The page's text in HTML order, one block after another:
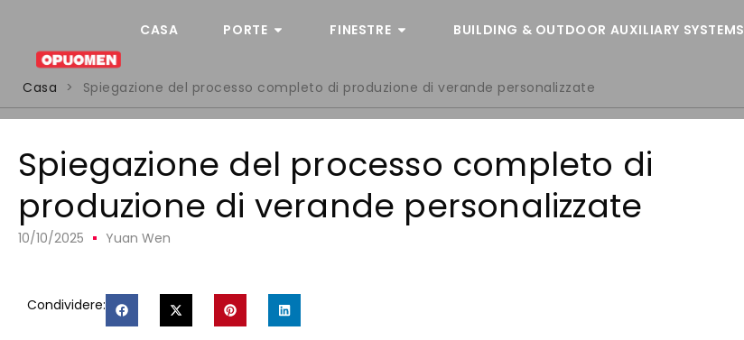
CASA PORTE FINESTRE BUILDING & OUTDOOR AUXILIARY SYSTEMS
Casa
> Spiegazione del processo completo di produzione di verande personalizzate
Spiegazione del processo completo di
produzione di verande personalizzate
10/10/2025 Yuan Wen
Condividere: